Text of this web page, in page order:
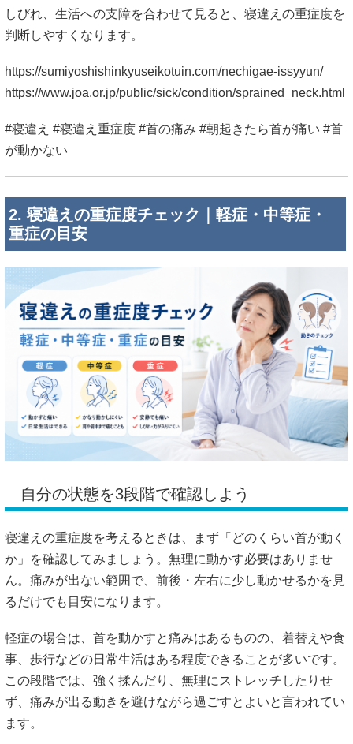
しびれ、生活への支障を合わせて見ると、寝違えの重症度を
判断しやすくなります。
https://sumiyoshishinkyuseikotuin.com/nechigae-issyyun/
https://www.joa.or.jp/public/sick/condition/sprained_neck.html
#寝違え #寝違え重症度 #首の痛み #朝起きたら首が痛い #首
が動かない
2. 寝違えの重症度チェック｜軽症・中等症・
重症の目安
自分の状態を3段階で確認しよう
寝違えの重症度を考えるときは、まず「どのくらい首が動く
か」を確認してみましょう。無理に動かす必要はありませ
ん。痛みが出ない範囲で、前後・左右に少し動かせるかを見
るだけでも目安になります。
軽症の場合は、首を動かすと痛みはあるものの、着替えや食
事、歩行などの日常生活はある程度できることが多いです。
この段階では、強く揉んだり、無理にストレッチしたりせ
ず、痛みが出る動きを避けながら過ごすとよいと言われてい
ます。